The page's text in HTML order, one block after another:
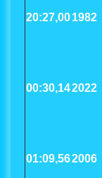
20:27,001982
00:30,142022
01:09,562006